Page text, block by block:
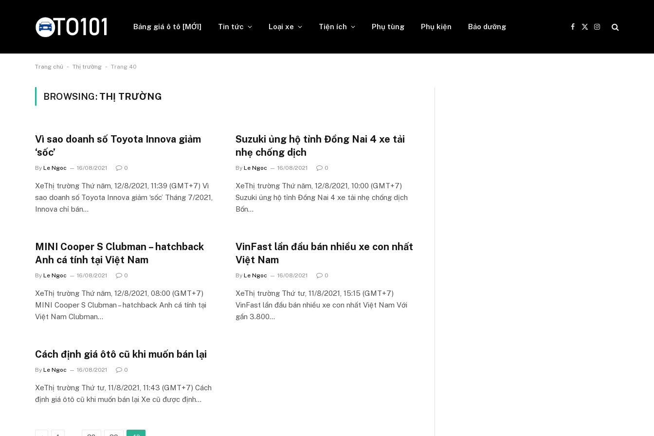
Bảng giá ô tô [MỚI] Tin tức Loại xe Tiện ích Phụ tùng Phụ kiện Bảo dưỡng
Facebook
X
Instagram
Trang chủ - Thị trường - Trang 40
BROWSING: THỊ TRƯỜNG
Vì sao doanh số Toyota Innova giảm
‘sốc’
By Le Ngoc 16/08/2021 0
XeThị trường Thứ năm, 12/8/2021, 11:39 (GMT+7) Vì
sao doanh số Toyota Innova giảm ‘sốc’ Tháng 7/2021,
Innova chỉ bán…
Suzuki ủng hộ tỉnh Đồng Nai 4 xe tải
nhẹ chống dịch
By Le Ngoc 16/08/2021 0
XeThị trường Thứ năm, 12/8/2021, 10:00 (GMT+7)
Suzuki ủng hộ tỉnh Đồng Nai 4 xe tải nhẹ chống dịch
Bốn…
MINI Cooper S Clubman – hatchback
Anh cá tính tại Việt Nam
By Le Ngoc 16/08/2021 0
XeThị trường Thứ năm, 12/8/2021, 08:00 (GMT+7)
MINI Cooper S Clubman – hatchback Anh cá tính tại
Việt Nam Clubman…
VinFast lần đầu bán nhiều xe con nhất
Việt Nam
By Le Ngoc 16/08/2021 0
XeThị trường Thứ tư, 11/8/2021, 15:15 (GMT+7)
VinFast lần đầu bán nhiều xe con nhất Việt Nam Với
gần 3.800…
Cách định giá ôtô cũ khi muốn bán lại
By Le Ngoc 16/08/2021 0
XeThị trường Thứ tư, 11/8/2021, 11:43 (GMT+7) Cách
định giá ôtô cũ khi muốn bán lại Xe cũ được định…